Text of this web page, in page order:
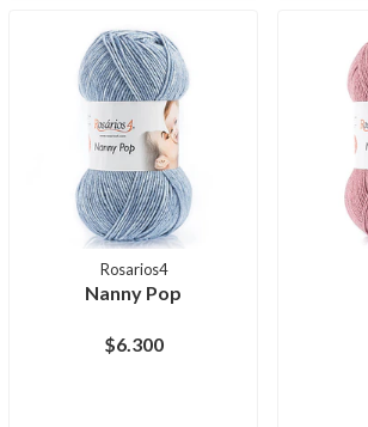
Rosarios4
Nanny Pop
$6.300